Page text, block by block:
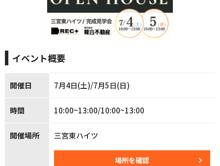
イベント概要
開催日 7月4日(土)/7月5日(日)
時間 10:00~13:00/10:00~13:00
開催場所 三宮東ハイツ
場所を確認